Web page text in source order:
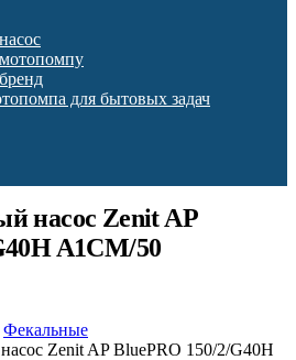
для бытовых задач
насос Zenit AP
A1CM/50
Фекальные
Zenit AP BluePRO 150/2/G40H